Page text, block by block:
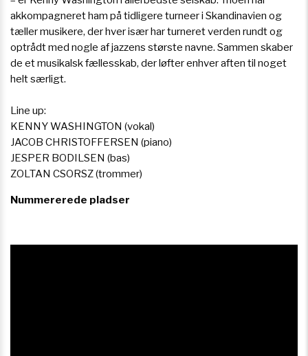
akkompagneret ham på tidligere turneer i Skandinavien og
tæller musikere, der hver især har turneret verden rundt og
optrådt med nogle af jazzens største navne. Sammen skaber
de et musikalsk fællesskab, der løfter enhver aften til noget
helt særligt.
Line up:
KENNY WASHINGTON (vokal)
JACOB CHRISTOFFERSEN (piano)
JESPER BODILSEN (bas)
ZOLTAN CSORSZ (trommer)
Nummererede pladser